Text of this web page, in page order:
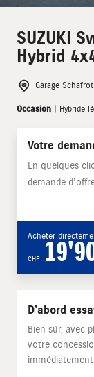
SUZUKI
Hybrid
Garage
Occasion | Hybride
Votre
En quelques
demande
Acheter
CHF
D’abord
Bien sûr, avec
votre